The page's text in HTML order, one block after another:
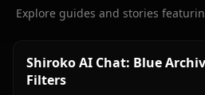
Explore guides and stories
Shiroko AI Chat: Blue
Filters